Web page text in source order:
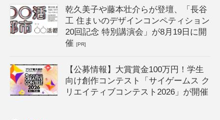
乾久美子や藤本壮介らが登壇、「長谷
工 住まいのデザインコンペティション
20回記念 特別講演会」が8月19日に開
催[PR]
【公募情報】大賞賞金100万円！学生
向け創作コンテスト「サイゲームス ク
リエイティブコンテスト2026」が開催